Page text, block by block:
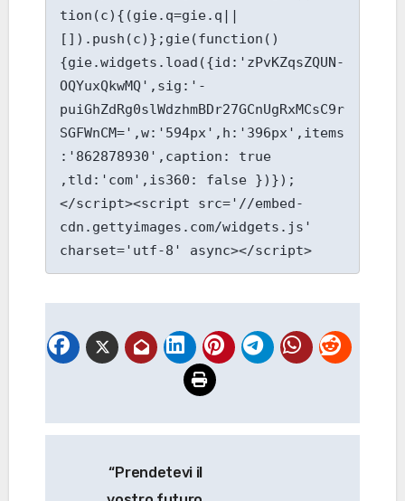
tion(c){(gie.q=gie.q||
[]).push(c)};gie(function()
{gie.widgets.load({id:'zPvKZqsZQUN-
OQYuxQkwMQ',sig:'-
puiGhZdRg0slWdzhmBDr27GCnUgRxMCsC9r
SGFWnCM=',w:'594px',h:'396px',items
:'862878930',caption: true
,tld:'com',is360: false })});
</script><script src='//embed-
cdn.gettyimages.com/widgets.js'
charset='utf-8' async></script>
articoli
“Prendetevi il